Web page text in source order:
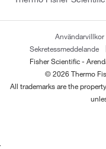
Användarvillkor
Sekretessmeddelande
Fisher Scientific -
© 2026 Thermo
All trademarks are the